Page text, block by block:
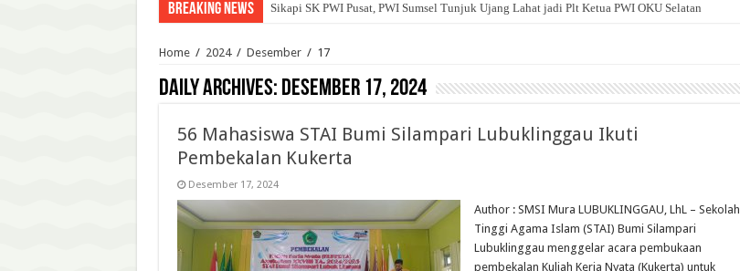
Breaking News Sikapi SK PWI Pusat, PWI Sumsel Tunjuk Ujang Lahat jadi Plt Ketua PWI OKU Selatan
Home / 2024 / Desember / 17
Daily Archives: Desember 17, 2024
56 Mahasiswa STAI Bumi Silampari Lubuklinggau Ikuti
Pembekalan Kukerta
Desember 17, 2024
Author : SMSI Mura LUBUKLINGGAU, LhL – Sekolah
Tinggi Agama Islam (STAI) Bumi Silampari
Lubuklinggau menggelar acara pembukaan
pembekalan Kuliah Kerja Nyata (Kukerta) untuk